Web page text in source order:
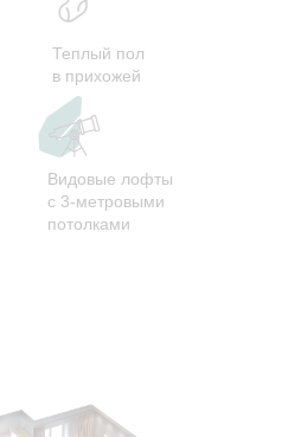
Теплый пол
в прихожей
Видовые лофты
с 3-метровыми
потолками